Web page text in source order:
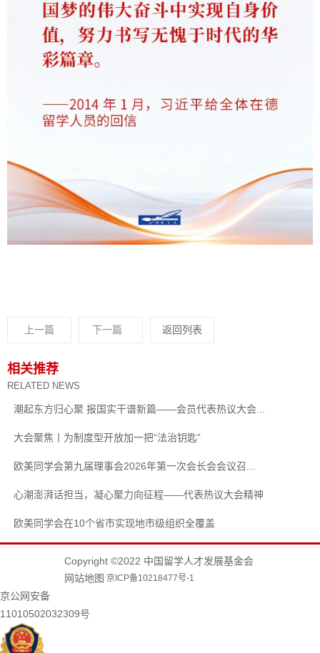
上一篇 下一篇 返回列表
相关推荐
RELATED NEWS
潮起东方归心聚 报国实干谱新篇——会员代表热议大会...
大会聚焦丨为制度型开放加一把“法治钥匙”
欧美同学会第九届理事会2026年第一次会长会会议召...
心潮澎湃话担当，凝心聚力向征程——代表热议大会精神
欧美同学会在10个省市实现地市级组织全覆盖
Copyright ©2022 中国留学人才发展基金会
网站地图 京ICP备10218477号-1
京公网安备
11010502032309号